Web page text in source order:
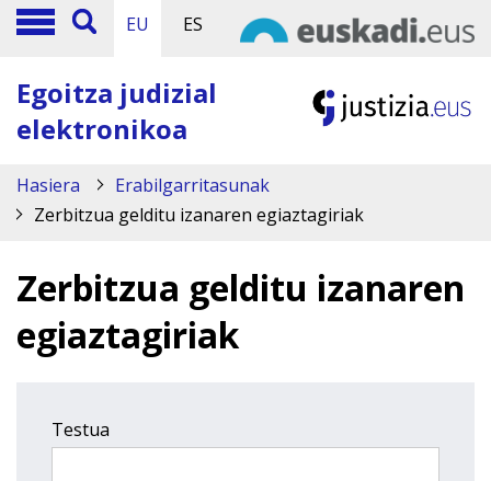
EU ES
Egoitza judizial
elektronikoa
Hasiera
Erabilgarritasunak
Zerbitzua gelditu izanaren egiaztagiriak
Zerbitzua gelditu izanaren
egiaztagiriak
Testua